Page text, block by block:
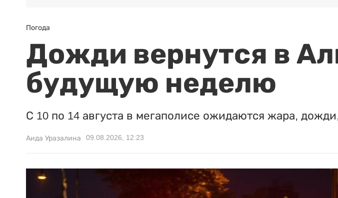
Погода
Дожди вернутся в
будущую неделю
С 10 по 14 августа в мегаполисе ожидаются жара,
Аида Уразалина 09.08.2026, 12:23